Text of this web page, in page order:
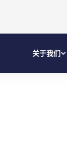
关于我们